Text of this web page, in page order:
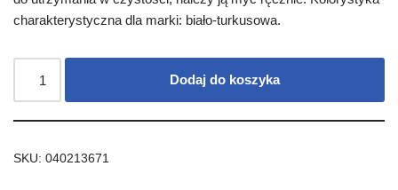
charakterystyczna dla marki: biało-turkusowa.
Dodaj do koszyka
SKU: 040213671